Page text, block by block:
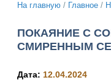
На главную / Главное /
ПОКАЯНИЕ С
СМИРЕННЫМ
Дата: 12.04.2024